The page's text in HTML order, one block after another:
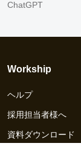
ChatGPT
Workship
ヘルプ
採用担当者様へ
資料ダウンロード